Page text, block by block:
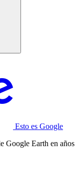
Esto es Google
Google Earth en años